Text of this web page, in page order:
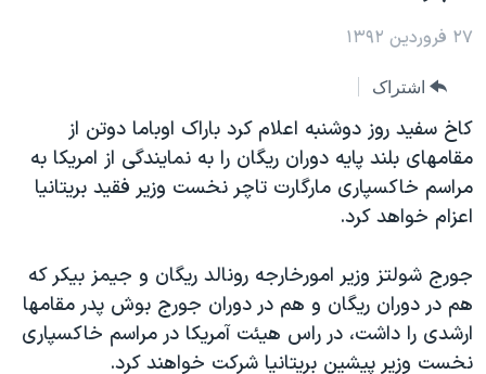
صفحه
جهش
به
جستجو
جهان
ویژه برنامه‌ها
ویدیوها
فرهنگ و زندگی
حقوق شهروندی
اقتصادی
علم و فناوری
صفحه‌های ویژه
۲۵۰سالگی آمریکا
بایگانی برنامه‌های تلویزیونی
مستندها
انتخابات ریاست جمهوری آمریکا ۲۰۲۴
حمله جمهوری اسلامی به اسرائیل
رمز مهسا
یادگیری زبان انگلیسی
دنبال کنید
۲۷ فروردین ۱۳۹۲
اشتراک
کاخ سفید روز دوشنبه اعلام کرد باراک اوباما دوتن از
مقامهای بلند پایه دوران ریگان را به نمایندگی از امریکا به
مراسم خاکسپاری مارگارت تاچر نخست وزیر فقید بریتانیا
اعزام خواهد کرد.
جورج شولتز وزیر امورخارجه رونالد ریگان و جیمز بیکر که
هم در دوران ریگان و هم در دوران جورج بوش پدر مقامها
ارشدی را داشت، در راس هیئت آمریکا در مراسم خاکسپاری
نخست وزیر پیشین بریتانیا شرکت خواهند کرد.